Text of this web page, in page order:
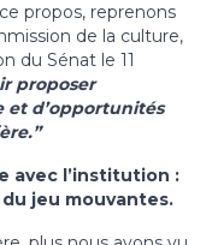
propos, reprenons
de la culture,
du Sénat le 11
proposer
et d’opportunités
avec l’institution :
jeu mouvantes.